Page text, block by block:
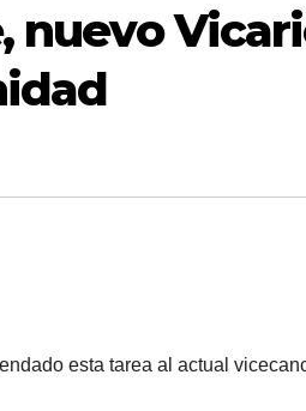
nuevo
esta tarea al actual